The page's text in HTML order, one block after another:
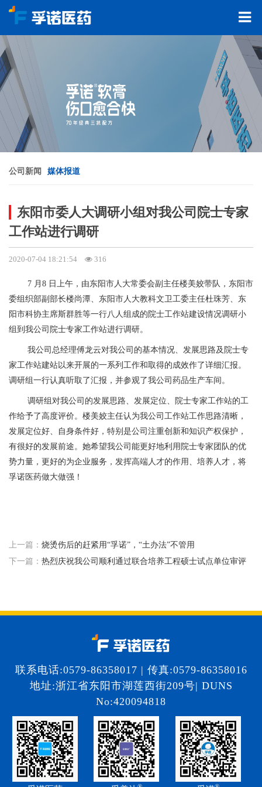
公司新闻 媒体报道
东阳市委人大调研小组对我公司院士专家
工作站进行调研
2020-07-04 18:21:54 316
7 月8 日上午，由东阳市人大常委会副主任楼美姣带队，东阳市
委组织部副部长楼尚潭、东阳市人大教科文卫工委主任杜珠芳、东
阳市科协主席斯群胜等一行八人组成的院士工作站建设情况调研小
组到我公司院士专家工作站进行调研。
我公司总经理傅龙云对我公司的基本情况、发展思路及院士专
家工作站建站以来开展的一系列工作和取得的成效作了详细汇报。
调研组一行认真听取了汇报，并参观了我公司药品生产车间。
调研组对我公司的发展思路、发展定位、院士专家工作站的工
作给予了高度评价。楼美姣主任认为我公司工作站工作思路清晰，
发展定位好、自身条件好，特别是公司注重创新和知识产权保护，
有很好的发展前途。她希望我公司能更好地利用院士专家团队的优
势力量，更好的为企业服务，发挥高端人才的作用、培养人才，将
孚诺医药做大做强！
上一篇： 烧烫伤后的赶紧用“孚诺”，“土办法”不管用
下一篇： 热烈庆祝我公司顺利通过联合培养工程硕士试点单位审评
联系电话:0579-86358017 | 传真:0579-86358016
地址:浙江省东阳市湖莲西街209号| DUNS
No:420094818